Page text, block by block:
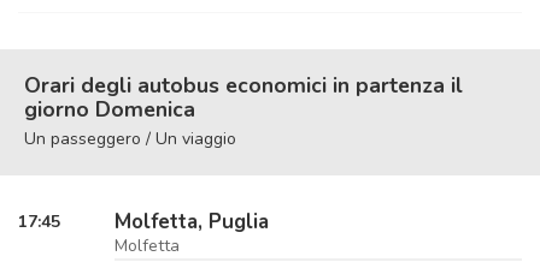
Orari degli autobus economici in partenza il
giorno Domenica
Un passeggero / Un viaggio
17:45 Molfetta, Puglia
Molfetta